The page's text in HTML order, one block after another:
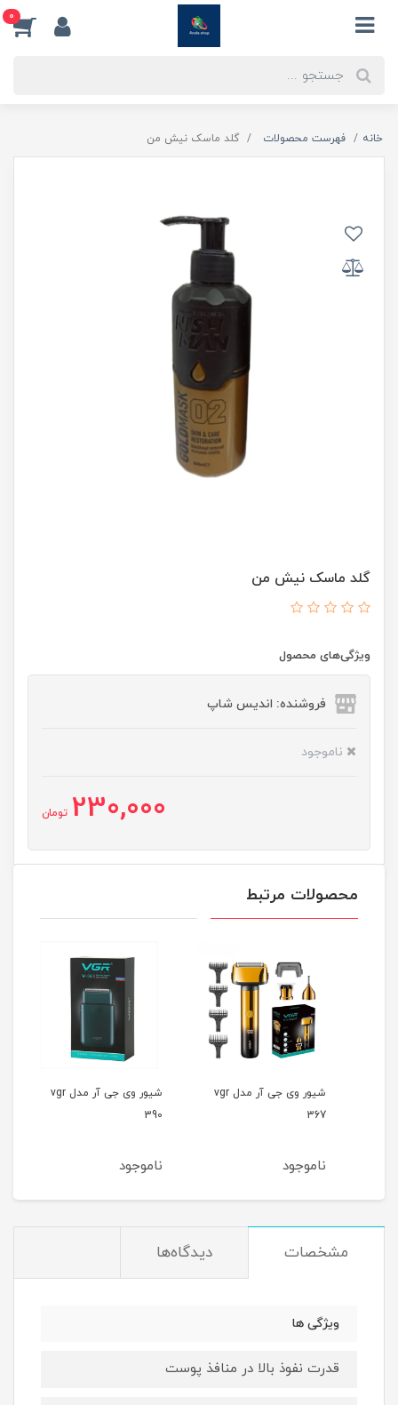
0
خانه فهرست محصولات گلد ماسک نیش من
گلد ماسک نیش من
ویژگی‌های محصول
فروشنده: اندیس شاپ
ناموجود
230,000 تومان
محصولات مرتبط
شیور وی جی آر مدل vgr
ناموجود
شیور وی جی آر مدل vgr
ناموجود
مشخصات دیدگاه‌ها
ویژگی ها
قدرت نفوذ بالا در منافذ پوست